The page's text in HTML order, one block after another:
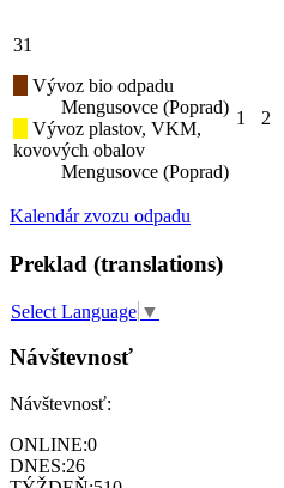
31
Vývoz bio odpadu
Mengusovce (Poprad)
Vývoz plastov, VKM,
kovových obalov
Mengusovce (Poprad)
1 2
Kalendár zvozu odpadu
Preklad (translations)
Select Language ▼
Návštevnosť
Návštevnosť:
ONLINE:0
DNES:26